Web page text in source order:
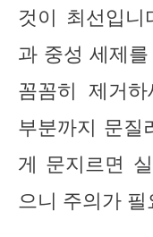
것이 최선입
과 중성 세제
꼼꼼히 제거
부분까지 문질
게 문지르면
으니 주의가 필